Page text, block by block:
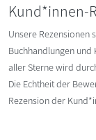
Kund*innen-
Unsere Rezensionen
Buchhandlungen und
aller Sterne wird
Die Echtheit der
Rezension der